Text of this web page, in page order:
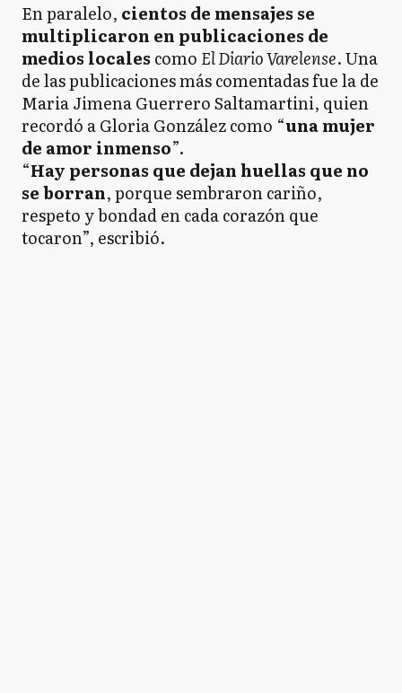
En paralelo, cientos de mensajes se
multiplicaron en publicaciones de
medios locales como El Diario Varelense. Una
de las publicaciones más comentadas fue la de
Maria Jimena Guerrero Saltamartini, quien
recordó a Gloria González como “una mujer
de amor inmenso”.
“Hay personas que dejan huellas que no
se borran, porque sembraron cariño,
respeto y bondad en cada corazón que
tocaron”, escribió.